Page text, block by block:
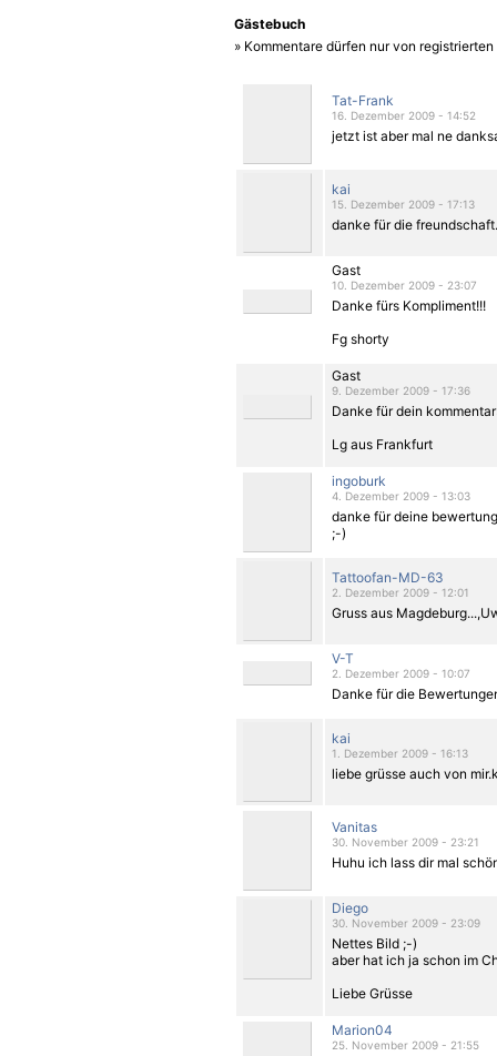
Gästebuch
» Kommentare dürfen nur von
Tat-Frank
16. Dezember 2009 - 14:52
jetzt ist aber mal ne
kai
15. Dezember 2009 - 17:13
danke für die
Gast
10. Dezember 2009 - 23:07
Danke fürs Kompliment!!!
Fg shorty
Gast
9. Dezember 2009 - 17:36
Danke für dein
Lg aus Frankfurt
ingoburk
4. Dezember 2009 - 13:03
danke für deine
;-)
Tattoofan-MD-63
2. Dezember 2009 - 12:01
Gruss aus
V-T
2. Dezember 2009 - 10:07
Danke für die
kai
1. Dezember 2009 - 16:13
liebe grüsse auch von
Vanitas
30. November 2009 - 23:21
Huhu ich lass dir mal
Diego
30. November 2009 - 23:09
Nettes Bild ;-)
aber hat ich ja schon im
Liebe Grüsse
Marion04
25. November 2009 - 21:55